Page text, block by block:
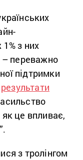
з них
– переважно
підтримки
результати
це впливає,
з тролінгом